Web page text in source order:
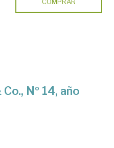
COMPRAR
Nº 14, año